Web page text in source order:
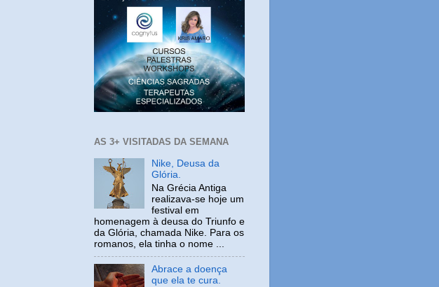
AS 3+ VISITADAS DA SEMANA
Nike, Deusa da
Glória.
Na Grécia Antiga
realizava-se hoje um
festival em
homenagem à deusa do Triunfo e
da Glória, chamada Nike. Para os
romanos, ela tinha o nome ...
Abrace a doença
que ela te cura.